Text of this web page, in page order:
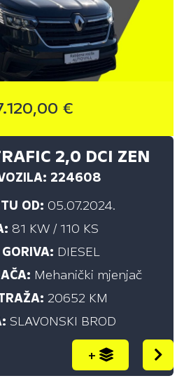
- SUV (3)
€
2,0 DCI ZEN
224608
OD: 05.07.2024.
81 KW / 110 KS
DIESEL
Mehanički mjenjač
20652 KM
SLAVONSKI BROD
+